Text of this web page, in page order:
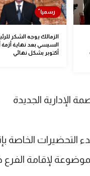
الزمالك يوجه الشكر
السيسي بعد نهاية
أكتوبر بشكل نهائي
الإدارية الجديدة
التحضيرات الخاصة
لإقامة الفرع